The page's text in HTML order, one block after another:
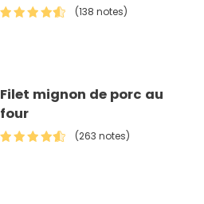
(138 notes)
Filet mignon de porc au
four
(263 notes)